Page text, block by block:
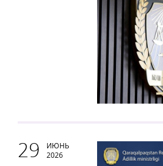
29
ИЮНЬ
2026